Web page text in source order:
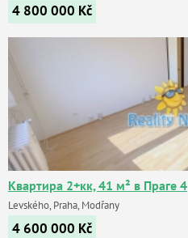
4 800 000 Kč
Квартира 2+кк, 41 м² в Праге 4
Levského, Praha, Modřany
4 600 000 Kč